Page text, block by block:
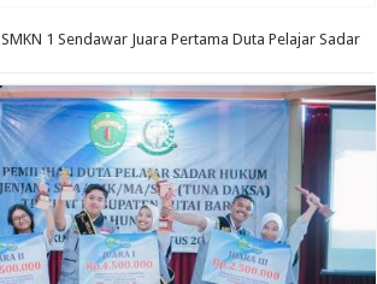
SMKN 1 Sendawar Juara Pertama Duta Pelajar Sadar